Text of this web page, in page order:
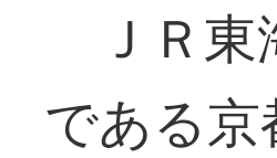
ＪＲ東
である